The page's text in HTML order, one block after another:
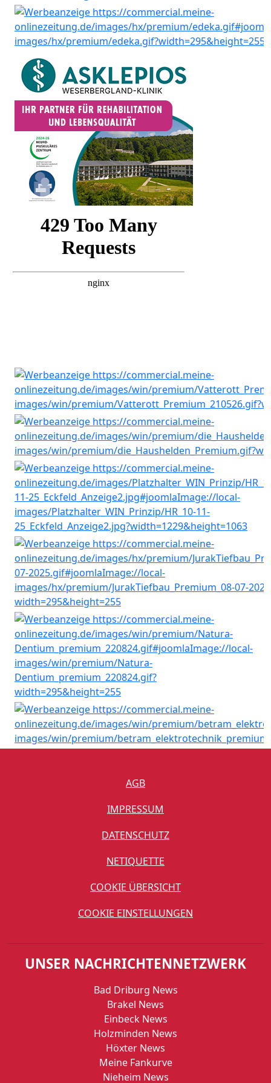
AGB
IMPRESSUM
DATENSCHUTZ
NETIQUETTE
COOKIE ÜBERSICHT
COOKIE EINSTELLUNGEN
UNSER NACHRICHTENNETZWERK
Bad Driburg News
Brakel News
Einbeck News
Holzminden News
Höxter News
Meine Fankurve
Nieheim News